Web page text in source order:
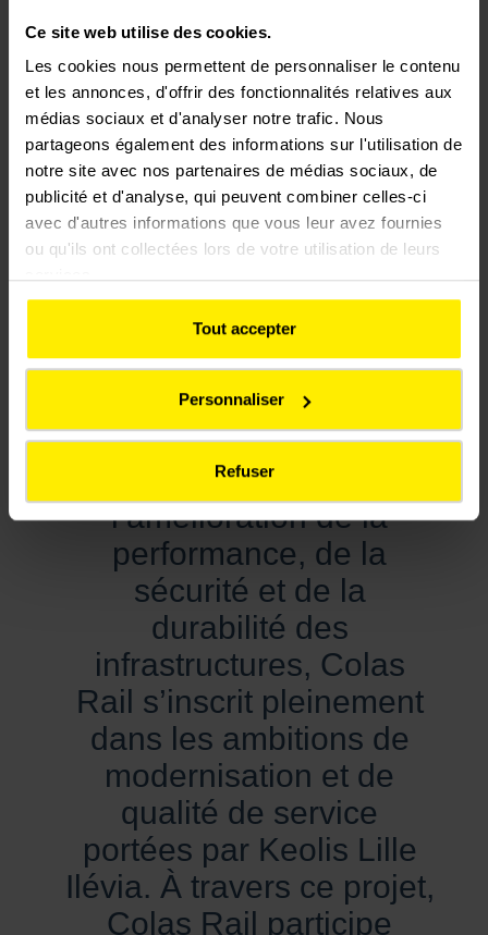
Ce site web utilise des cookies.
Les cookies nous permettent de personnaliser le contenu
et les annonces, d'offrir des fonctionnalités relatives aux
médias sociaux et d'analyser notre trafic. Nous
partageons également des informations sur l'utilisation de
notre site avec nos partenaires de médias sociaux, de
publicité et d'analyse, qui peuvent combiner celles-ci
avec d'autres informations que vous leur avez fournies
ou qu'ils ont collectées lors de votre utilisation de leurs
Tout accepter
Personnaliser
Refuser
L’attribution de ce nouveau marché s’inscrit dans la
équipements du réseau et confirme la capacité de
l’entreprise à répondre aux exigences techniques et
économiques de ces interventions.
Julien Biaujaud,
Directeur du Territoire
France
En contribuant à
l’amélioration de la
performance, de la
sécurité et de la
durabilité des
infrastructures, Colas
Rail s’inscrit pleinement
dans les ambitions de
modernisation et de
qualité de service
portées par Keolis Lille
Ilévia. À travers ce projet,
Colas Rail participe